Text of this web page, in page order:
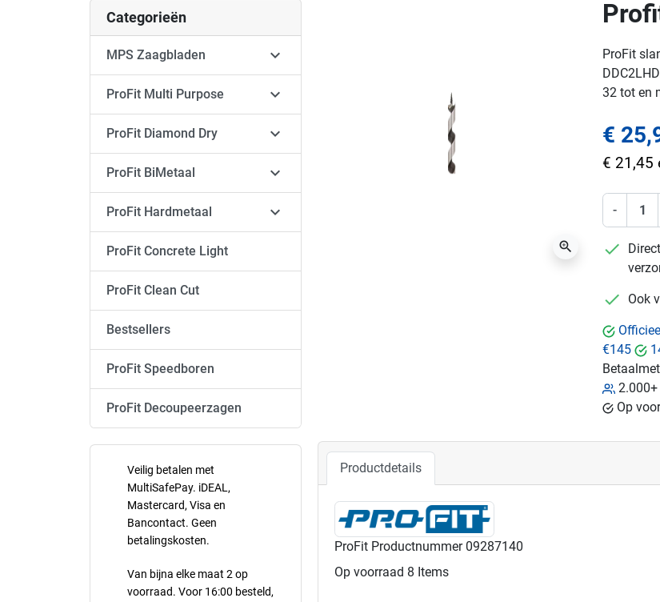
Categorieën
MPS Zaagbladen 
ProFit Multi Purpose 
ProFit Diamond Dry 
ProFit BiMetaal 
ProFit Hardmetaal 
ProFit Concrete Light
ProFit Clean Cut
Bestsellers
ProFit Speedboren
ProFit Decoupeerzagen
Veilig betalen met
MultiSafePay. iDEAL,
Mastercard, Visa en
Bancontact. Geen
betalingskosten.
Van bijna elke maat 2 op
voorraad. Voor 16:00 besteld,
zoom_in
ProFit
32 tot en
€
€ 21,45
-
Ook
€145
Op
Productdetails
ProFit Productnummer 09287140
Op voorraad 8 Items